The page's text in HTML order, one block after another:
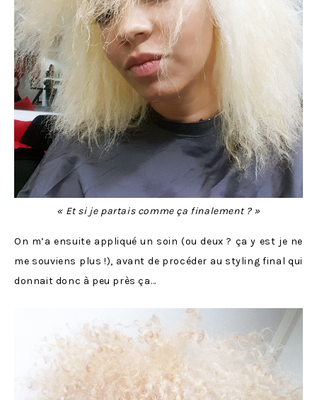
« Et si je partais comme ça finalement ? »
On m’a ensuite appliqué un soin (ou deux ? ça y est je ne
me souviens plus !), avant de procéder au styling final qui
donnait donc à peu près ça…